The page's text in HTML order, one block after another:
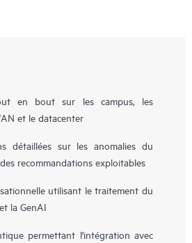
en bout sur les campus, les
et le datacenter
détaillées sur les anomalies du
recommandations exploitables
utilisant le traitement du
la GenAI
permettant l'intégration avec